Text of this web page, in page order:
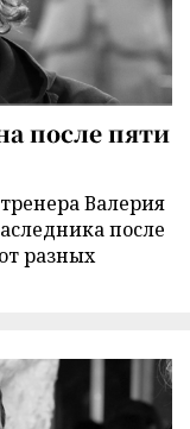
после пяти
Валерия
после
разных